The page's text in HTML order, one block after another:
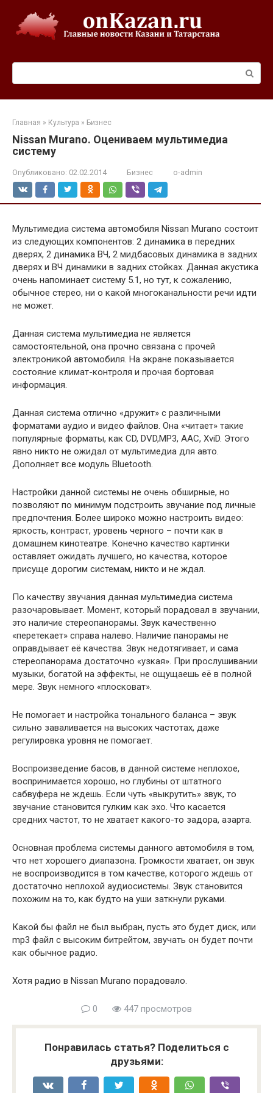
контенту
Главная » Культура » Бизнес
Nissan Murano. Оцениваем мультимедиа
систему
Опубликовано: 02.02.2014 Бизнес o-admin
Мультимедиа система автомобиля Nissan Murano состоит
из следующих компонентов: 2 динамика в передних
дверях, 2 динамика ВЧ, 2 мидбасовых динамика в задних
дверях и ВЧ динамики в задних стойках. Данная акустика
очень напоминает систему 5.1, но тут, к сожалению,
обычное стерео, ни о какой многоканальности речи идти
не может.
Данная система мультимедиа не является
самостоятельной, она прочно связана с прочей
электроникой автомобиля. На экране показывается
состояние климат-контроля и прочая бортовая
информация.
Данная система отлично «дружит» с различными
форматами аудио и видео файлов. Она «читает» такие
популярные форматы, как CD, DVD,MP3, AAC, XviD. Этого
явно никто не ожидал от мультимедиа для авто.
Дополняет все модуль Bluetooth.
Настройки данной системы не очень обширные, но
позволяют по минимум подстроить звучание под личные
предпочтения. Более широко можно настроить видео:
яркость, контраст, уровень черного – почти как в
домашнем кинотеатре. Конечно качество картинки
оставляет ожидать лучшего, но качества, которое
присуще дорогим системам, никто и не ждал.
По качеству звучания данная мультимедиа система
разочаровывает. Момент, который порадовал в звучании,
это наличие стереопанорамы. Звук качественно
«перетекает» справа налево. Наличие панорамы не
оправдывает её качества. Звук недотягивает, и сама
стереопанорама достаточно «узкая». При прослушивании
музыки, богатой на эффекты, не ощущаешь её в полной
мере. Звук немного «плосковат».
Не помогает и настройка тонального баланса – звук
сильно заваливается на высоких частотах, даже
регулировка уровня не помогает.
Воспроизведение басов, в данной системе неплохое,
воспринимается хорошо, но глубины от штатного
сабвуфера не ждешь. Если чуть «выкрутить» звук, то
звучание становится гулким как эхо. Что касается
средних частот, то не хватает какого-то задора, азарта.
Основная проблема системы данного автомобиля в том,
что нет хорошего диапазона. Громкости хватает, он звук
не воспроизводится в том качестве, которого ждешь от
достаточно неплохой аудиосистемы. Звук становится
похожим на то, как будто на уши заткнули руками.
Какой бы файл не был выбран, пусть это будет диск, или
mp3 файл с высоким битрейтом, звучать он будет почти
как обычное радио.
Хотя радио в Nissan Murano порадовало.
0 447 просмотров
Понравилась статья? Поделиться с
друзьями: